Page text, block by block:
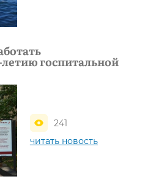
госпитальной
241
читать новость